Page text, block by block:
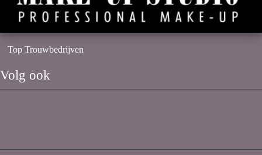
Top Trouwbedrijven
Volg ook